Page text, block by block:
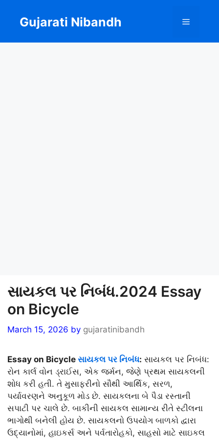
content
Gujarati Nibandh Menu
સાયકલ પર નિબંધ.2024 Essay
on Bicycle
March 15, 2026 by gujaratinibandh
Essay on Bicycle સાયકલ પર નિબંધ: સાયકલ પર નિબંધ:
રોન કાર્લ વોન ડ્રાઈસ, એક જર્મન, જેણે પ્રથમ સાયકલની
શોધ કરી હતી. તે મુસાફરીનો સૌથી આર્થિક, સરળ,
પર્યાવરણને અનુકૂળ મોડ છે. સાયકલના બે પૈડા રસ્તાની
સપાટી પર ચાલે છે. બાકીની સાયકલ સામાન્ય રીતે સ્ટીલના
ભાગોથી બનેલી હોય છે. સાયકલનો ઉપયોગ બાળકો દ્વારા
ઉદ્યાનોમાં, હાઇકર્સ અને પર્વતારોહકો, સાહસો માટે સાઇકલ